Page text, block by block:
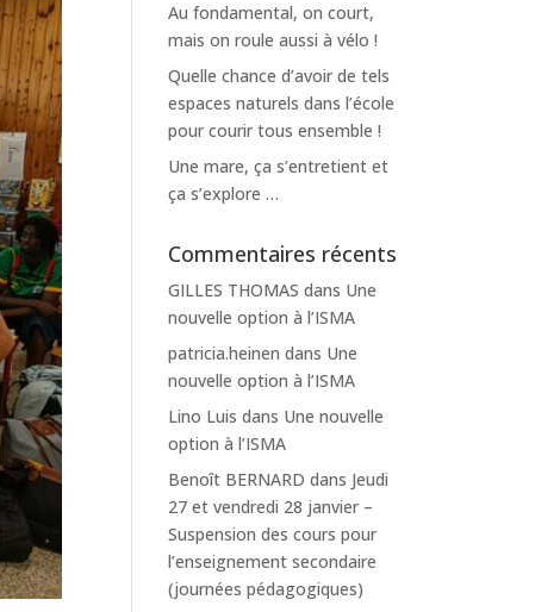
Au fondamental, on court,
mais on roule aussi à vélo !
Quelle chance d’avoir de tels
espaces naturels dans l’école
pour courir tous ensemble !
Une mare, ça s’entretient et
ça s’explore …
Commentaires récents
GILLES THOMAS dans Une
nouvelle option à l’ISMA
patricia.heinen dans Une
nouvelle option à l’ISMA
Lino Luis dans Une nouvelle
option à l’ISMA
Benoît BERNARD dans Jeudi
27 et vendredi 28 janvier –
Suspension des cours pour
l’enseignement secondaire
(journées pédagogiques)